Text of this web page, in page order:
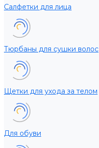
Салфетки для лица
Тюрбаны для сушки волос
Щетки для ухода за телом
Для обуви